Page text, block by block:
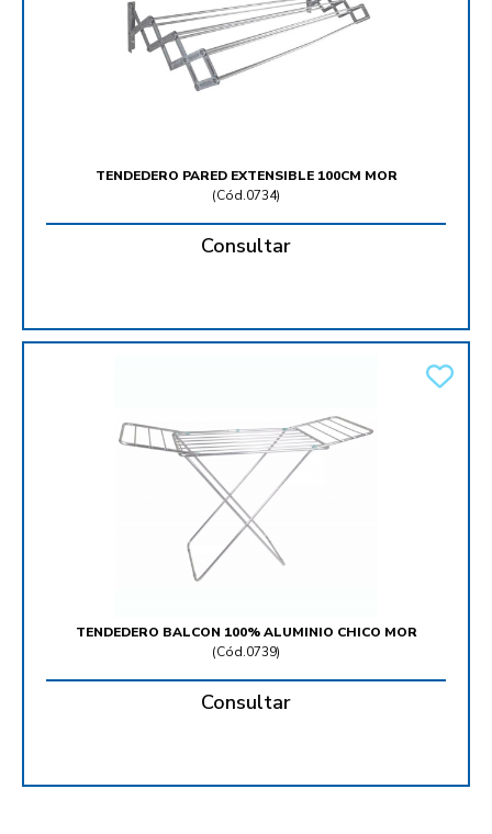
TENDEDERO PARED EXTENSIBLE 100CM MOR
(Cód.0734)
Consultar
TENDEDERO BALCON 100% ALUMINIO CHICO MOR
(Cód.0739)
Consultar